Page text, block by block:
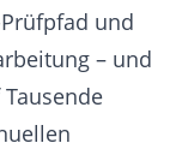
und
– und